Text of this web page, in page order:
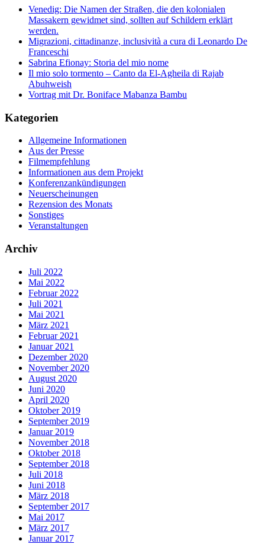
Venedig: Die Namen der Straßen, die den kolonialen
Massakern gewidmet sind, sollten auf Schildern erklärt
werden.
Migrazioni, cittadinanze, inclusività a cura di Leonardo De
Franceschi
Sabrina Efionay: Storia del mio nome
Il mio solo tormento – Canto da El-Agheila di Rajab
Abuhweish
Vortrag mit Dr. Boniface Mabanza Bambu
Kategorien
Allgemeine Informationen
Aus der Presse
Filmempfehlung
Informationen aus dem Projekt
Konferenzankündigungen
Neuerscheinungen
Rezension des Monats
Sonstiges
Veranstaltungen
Archiv
Juli 2022
Mai 2022
Februar 2022
Juli 2021
Mai 2021
März 2021
Februar 2021
Januar 2021
Dezember 2020
November 2020
August 2020
Juni 2020
April 2020
Oktober 2019
September 2019
Januar 2019
November 2018
Oktober 2018
September 2018
Juli 2018
Juni 2018
März 2018
September 2017
Mai 2017
März 2017
Januar 2017